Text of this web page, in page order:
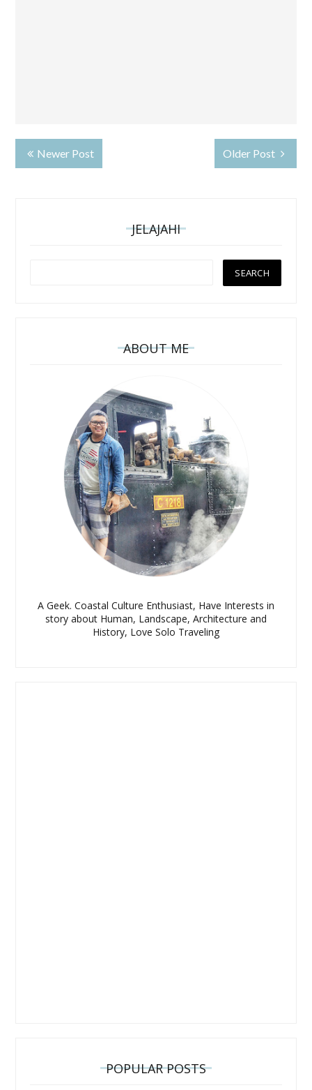
Newer Post Older Post
JELAJAHI
ABOUT ME
A Geek. Coastal Culture Enthusiast, Have Interests in
story about Human, Landscape, Architecture and
History, Love Solo Traveling
POPULAR POSTS